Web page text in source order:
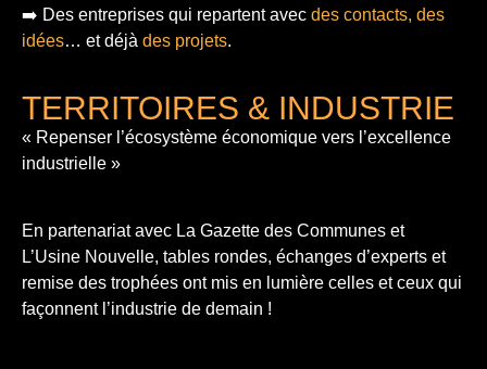
➡️ Des entreprises qui repartent avec des contacts, des
idées… et déjà des projets.
TERRITOIRES & INDUSTRIE
« Repenser l’écosystème économique vers l’excellence
industrielle »
En partenariat avec La Gazette des Communes et
L’Usine Nouvelle, tables rondes, échanges d’experts et
remise des trophées ont mis en lumière celles et ceux qui
façonnent l’industrie de demain !